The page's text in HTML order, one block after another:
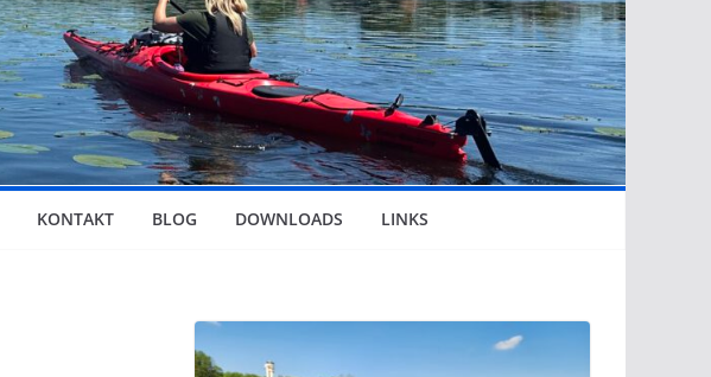
KONTAKT BLOG DOWNLOADS LINKS